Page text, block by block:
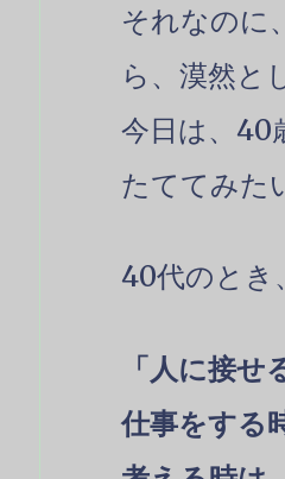
それなのに
ら、漠然と
今日は、40
たててみた
40代のとき
「人に接
仕事をする